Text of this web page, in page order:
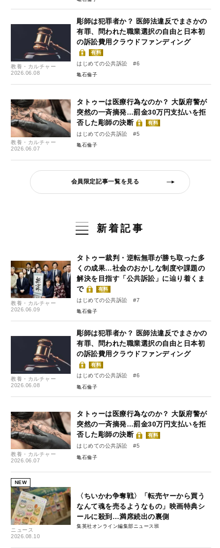
教養・カルチャー
2026.06.08
彫師は犯罪者か？ 医師法違反でまさかの
有罪、問われた職業選択の自由と日本初
の訴訟費用クラウドファンディング
有料
はじめての公共訴訟 #6
亀石倫子
教養・カルチャー
2026.06.07
タトゥーは医療行為なのか？ 大阪府警が
突然の一斉摘発…罰金30万円支払いを拒
否した彫師の決断
有料
はじめての公共訴訟 #5
亀石倫子
会員限定記事一覧を見る
新着記事
教養・カルチャー
2026.06.09
タトゥー裁判・逆転無罪が勝ち取った多
くの成果…社会のおかしな制度や課題の
解決を目指す「公共訴訟」に辿り着くま
で
有料
はじめての公共訴訟 #7
亀石倫子
教養・カルチャー
2026.06.08
彫師は犯罪者か？ 医師法違反でまさかの
有罪、問われた職業選択の自由と日本初
の訴訟費用クラウドファンディング
有料
はじめての公共訴訟 #6
亀石倫子
教養・カルチャー
2026.06.07
タトゥーは医療行為なのか？ 大阪府警が
突然の一斉摘発…罰金30万円支払いを拒
否した彫師の決断
有料
はじめての公共訴訟 #5
亀石倫子
NEW
ニュース
2026.08.10
〈ちいかわ争奪戦〉「転売ヤーから買う
なんて魂を売るようなもの」映画特典シ
ールに殺到…満席続出の裏側
集英社オンライン編集部ニュース班